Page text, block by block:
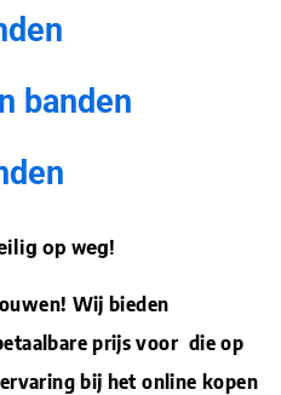
banden
op weg!
Wij bieden
prijs voor die op
bij het online kopen